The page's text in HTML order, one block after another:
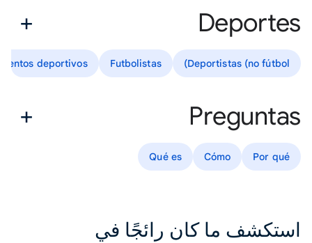
Deportes
Deportistas (no fútbol)
Futbolistas
deportivos
Preguntas
Por qué
Cómo
Qué es
استكشف ما كان رائجًا في